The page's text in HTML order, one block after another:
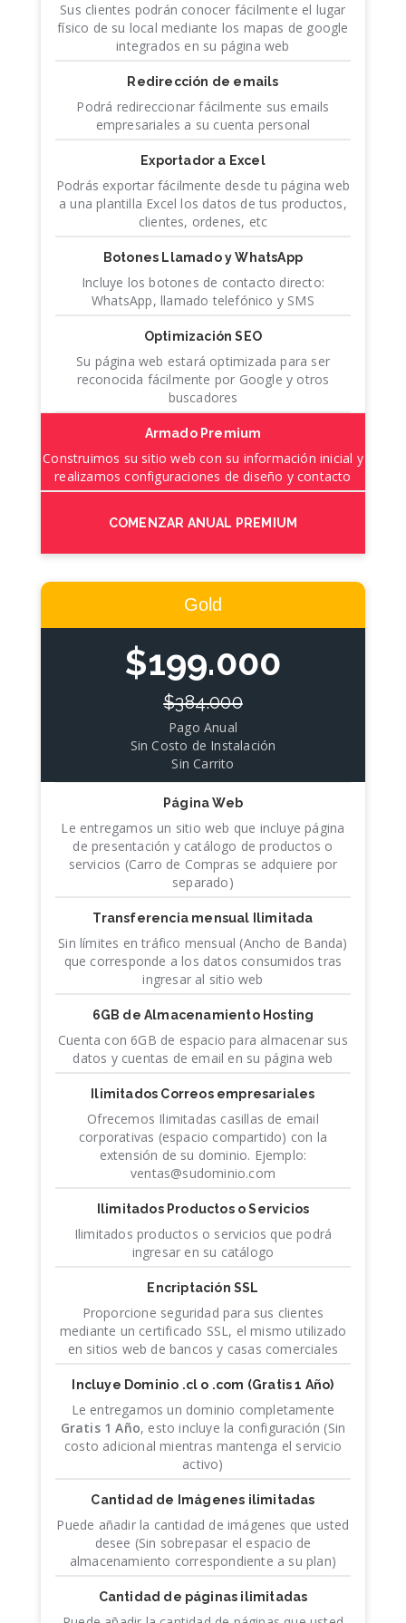
Sus clientes podrán conocer fácilmente el lugar
físico de su local mediante los mapas de google
integrados en su página web
Redirección de emails
Podrá redireccionar fácilmente sus emails
empresariales a su cuenta personal
Exportador a Excel
Podrás exportar fácilmente desde tu página web
a una plantilla Excel los datos de tus productos,
clientes, ordenes, etc
Botones Llamado y WhatsApp
Incluye los botones de contacto directo:
WhatsApp, llamado telefónico y SMS
Optimización SEO
Su página web estará optimizada para ser
reconocida fácilmente por Google y otros
buscadores
Armado Premium
Construimos su sitio web con su información inicial y
realizamos configuraciones de diseño y contacto
COMENZAR ANUAL PREMIUM
Gold
$199.000
$384.000
Pago Anual
Sin Costo de Instalación
Sin Carrito
Página Web
Le entregamos un sitio web que incluye página
de presentación y catálogo de productos o
servicios (Carro de Compras se adquiere por
separado)
Transferencia mensual Ilimitada
Sin límites en tráfico mensual (Ancho de Banda)
que corresponde a los datos consumidos tras
ingresar al sitio web
6GB de Almacenamiento Hosting
Cuenta con 6GB de espacio para almacenar sus
datos y cuentas de email en su página web
Ilimitados Correos empresariales
Ofrecemos Ilimitadas casillas de email
corporativas (espacio compartido) con la
extensión de su dominio. Ejemplo:
ventas@sudominio.com
Ilimitados Productos o Servicios
Ilimitados productos o servicios que podrá
ingresar en su catálogo
Encriptación SSL
Proporcione seguridad para sus clientes
mediante un certificado SSL, el mismo utilizado
en sitios web de bancos y casas comerciales
Incluye Dominio .cl o .com (Gratis 1 Año)
Le entregamos un dominio completamente
Gratis 1 Año, esto incluye la configuración (Sin
costo adicional mientras mantenga el servicio
activo)
Cantidad de Imágenes ilimitadas
Puede añadir la cantidad de imágenes que usted
desee (Sin sobrepasar el espacio de
almacenamiento correspondiente a su plan)
Cantidad de páginas ilimitadas